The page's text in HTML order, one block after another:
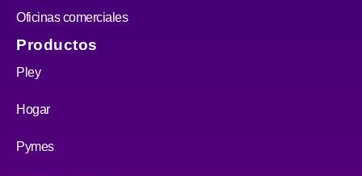
Oficinas comerciales
Productos
Pley
Hogar
Pymes